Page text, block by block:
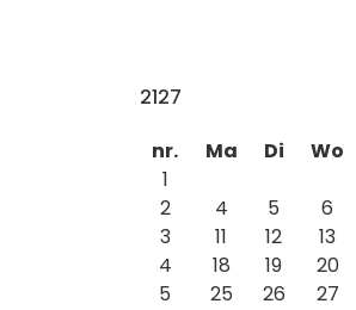
2127
nr.
Ma Di Wo
1
2
4 5 6
3
11 12 13
4
18 19 20
5
25 26 27